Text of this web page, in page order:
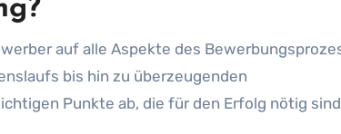
auf alle Aspekte des
bis hin zu überzeugenden
Punkte ab, die für den Erfolg nötig